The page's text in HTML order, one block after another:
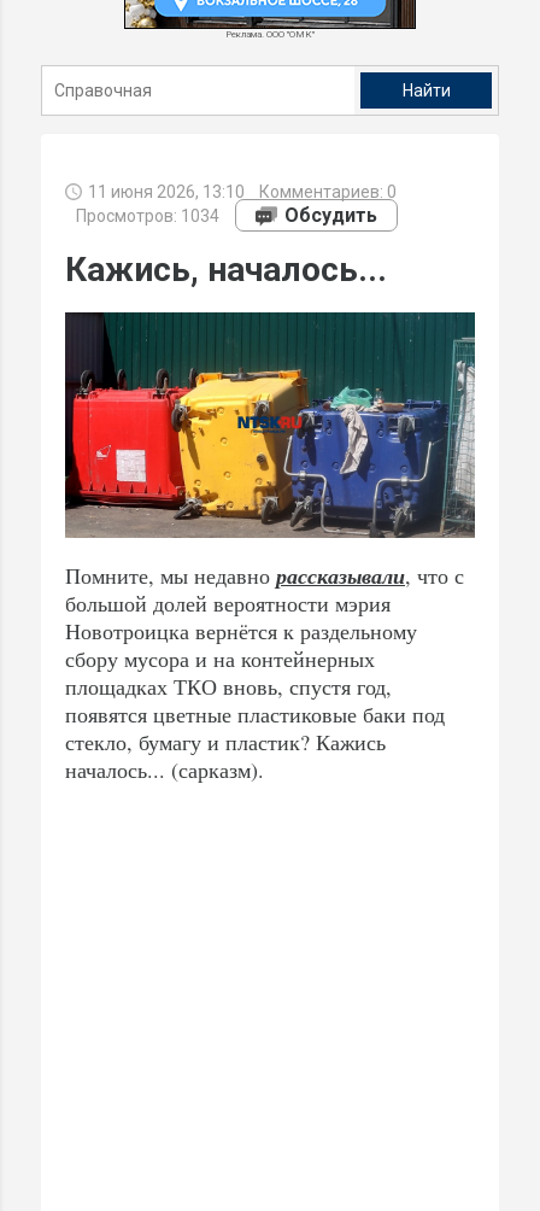
Реклама. ООО "ОМК"
11 июня 2026, 13:10 Комментариев: 0
Просмотров: 1034
Обсудить
Кажись, началось...
Помните, мы недавно рассказывали, что с
большой долей вероятности мэрия
Новотроицка вернётся к раздельному
сбору мусора и на контейнерных
площадках ТКО вновь, спустя год,
появятся цветные пластиковые баки под
стекло, бумагу и пластик? Кажись
началось... (сарказм).